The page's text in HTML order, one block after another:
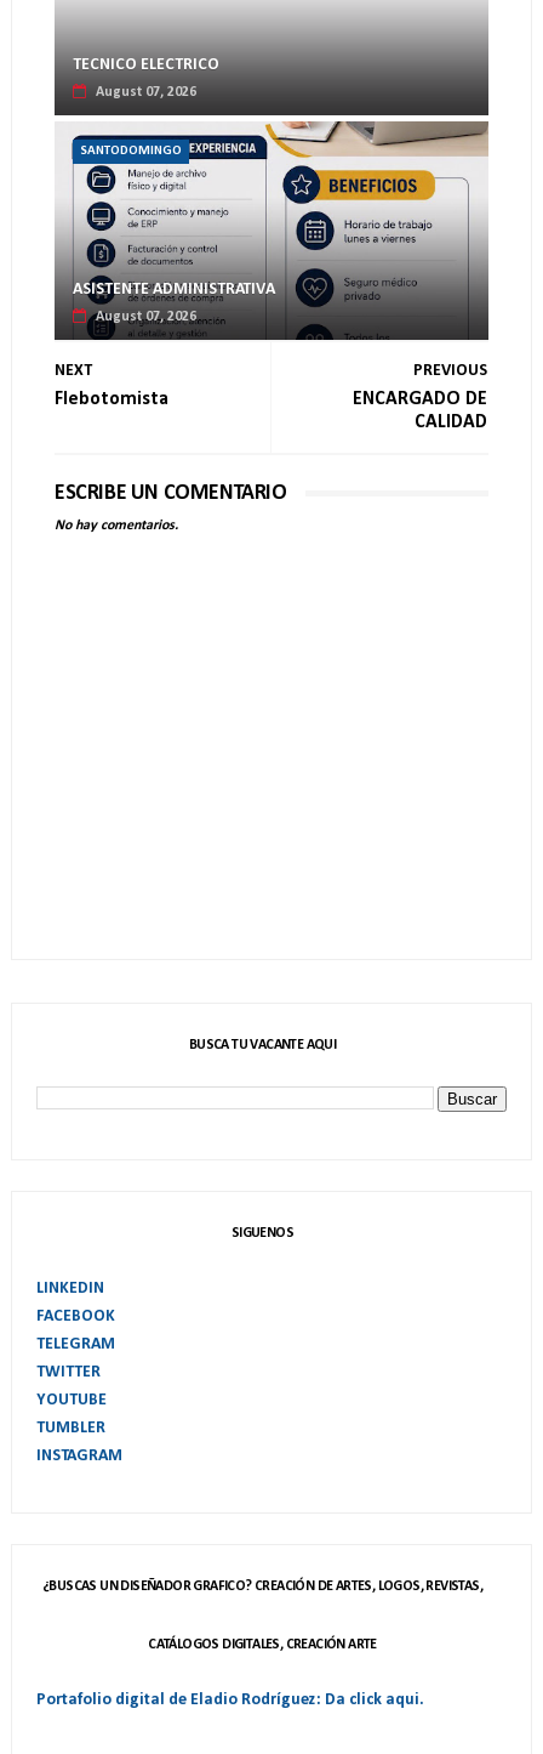
TECNICO ELECTRICO
August 07, 2026
SANTODOMINGO
ASISTENTE ADMINISTRATIVA
August 07, 2026
NEXT
Flebotomista
PREVIOUS
ENCARGADO DE
CALIDAD
ESCRIBE UN COMENTARIO
No hay comentarios.
BUSCA TU VACANTE AQUI
SIGUENOS
LINKEDIN
FACEBOOK
TELEGRAM
TWITTER
YOUTUBE
TUMBLER
INSTAGRAM
¿BUSCAS UN DISEÑADOR GRAFICO? CREACIÓN DE ARTES, LOGOS, REVISTAS,
CATÁLOGOS DIGITALES, CREACIÓN ARTE
Portafolio digital de Eladio Rodríguez: Da click aqui.